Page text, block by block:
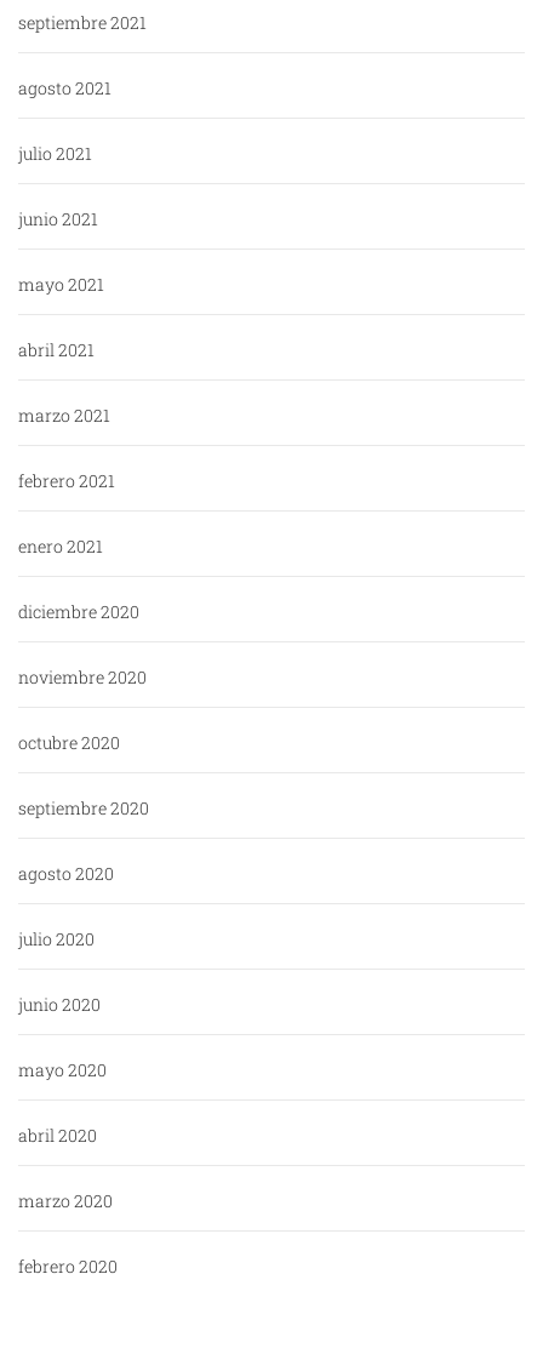
septiembre 2021
agosto 2021
julio 2021
junio 2021
mayo 2021
abril 2021
marzo 2021
febrero 2021
enero 2021
diciembre 2020
noviembre 2020
octubre 2020
septiembre 2020
agosto 2020
julio 2020
junio 2020
mayo 2020
abril 2020
marzo 2020
febrero 2020